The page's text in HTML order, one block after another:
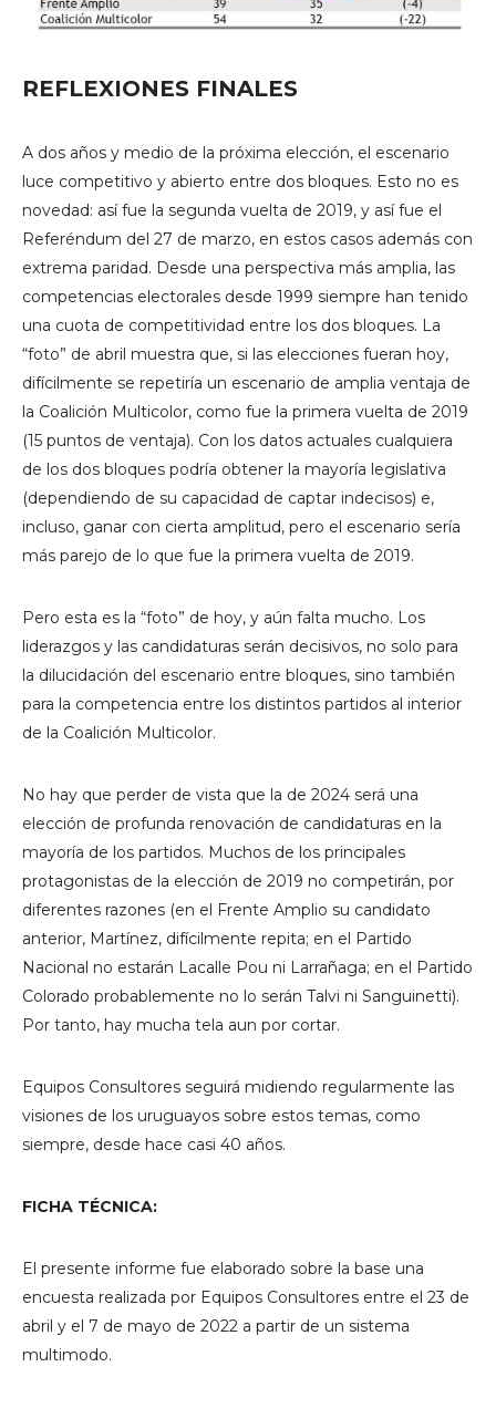
REFLEXIONES FINALES
A dos años y medio de la próxima elección, el escenario
luce competitivo y abierto entre dos bloques. Esto no es
novedad: así fue la segunda vuelta de 2019, y así fue el
Referéndum del 27 de marzo, en estos casos además con
extrema paridad. Desde una perspectiva más amplia, las
competencias electorales desde 1999 siempre han tenido
una cuota de competitividad entre los dos bloques. La
“foto” de abril muestra que, si las elecciones fueran hoy,
difícilmente se repetiría un escenario de amplia ventaja de
la Coalición Multicolor, como fue la primera vuelta de 2019
(15 puntos de ventaja). Con los datos actuales cualquiera
de los dos bloques podría obtener la mayoría legislativa
(dependiendo de su capacidad de captar indecisos) e,
incluso, ganar con cierta amplitud, pero el escenario sería
más parejo de lo que fue la primera vuelta de 2019.
Pero esta es la “foto” de hoy, y aún falta mucho. Los
liderazgos y las candidaturas serán decisivos, no solo para
la dilucidación del escenario entre bloques, sino también
para la competencia entre los distintos partidos al interior
de la Coalición Multicolor.
No hay que perder de vista que la de 2024 será una
elección de profunda renovación de candidaturas en la
mayoría de los partidos. Muchos de los principales
protagonistas de la elección de 2019 no competirán, por
diferentes razones (en el Frente Amplio su candidato
anterior, Martínez, difícilmente repita; en el Partido
Nacional no estarán Lacalle Pou ni Larrañaga; en el Partido
Colorado probablemente no lo serán Talvi ni Sanguinetti).
Por tanto, hay mucha tela aun por cortar.
Equipos Consultores seguirá midiendo regularmente las
visiones de los uruguayos sobre estos temas, como
siempre, desde hace casi 40 años.
FICHA TÉCNICA:
El presente informe fue elaborado sobre la base una
encuesta realizada por Equipos Consultores entre el 23 de
abril y el 7 de mayo de 2022 a partir de un sistema
multimodo.